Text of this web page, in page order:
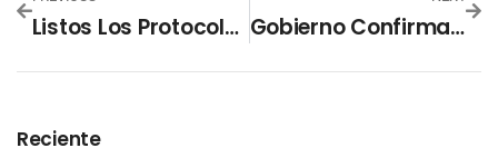
Listos Los Protocolos De Bioseguridad Para La Apertura De Aeropuerto Internacional De El Salvador Gobierno Confirma Reducción Del 57% De Homicidios En El País
Reciente